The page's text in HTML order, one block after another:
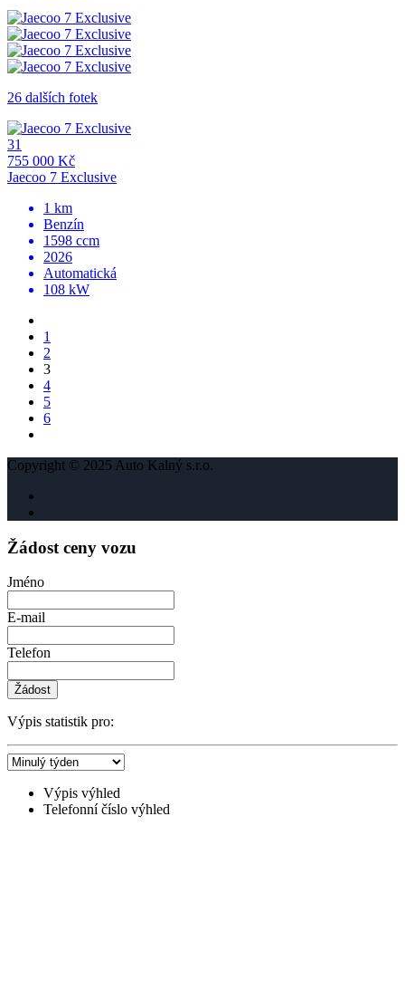
26 dalších fotek
31
755 000 Kč
Jaecoo 7 Exclusive
1 km
Benzín
1598 ccm
2026
Automatická
108 kW
1
2
3
4
5
6
Copyright © 2025 Auto Kalný s.r.o.
Žádost ceny vozu
Jméno
E-mail
Telefon
Žádost
Výpis statistik pro:
Výpis výhled
Telefonní číslo výhled